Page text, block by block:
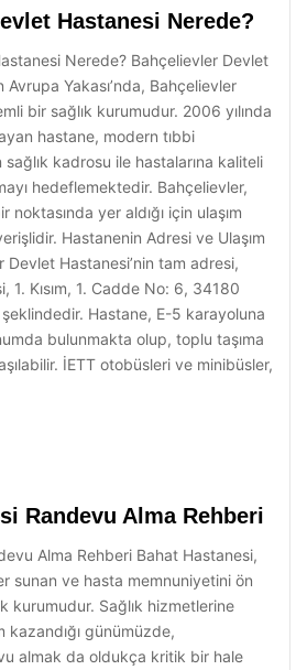
Hastanesi Nerede?
Nerede? Bahçelievler Devlet
Avrupa Yakası’nda, Bahçelievler
bir sağlık kurumudur. 2006 yılında
hastane, modern tıbbi
kadrosu ile hastalarına kaliteli
hedeflemektedir. Bahçelievler,
noktasında yer aldığı için ulaşım
Hastanenin Adresi ve Ulaşım
Devlet Hastanesi’nin tam adresi,
1. Kısım, 1. Cadde No: 6, 34180
Hastane, E-5 karayoluna
bulunmakta olup, toplu taşıma
İETT otobüsleri ve minibüsler,
Randevu Alma Rehberi
Alma Rehberi Bahat Hastanesi,
sunan ve hasta memnuniyetini ön
kurumudur. Sağlık hizmetlerine
günümüzde,
almak da oldukça kritik bir hale